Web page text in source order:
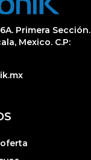
Primera Sección.
Mexico. C.P: